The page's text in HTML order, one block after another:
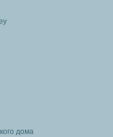
дома